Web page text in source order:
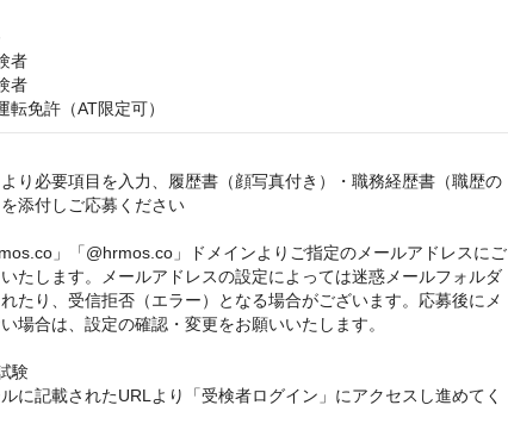
者
者
転免許（AT限定可）
より必要項目を入力、履歴書（顔写真付き）・職務経歴書（職歴の
添付しご応募ください
」「@hrmos.co」ドメインよりご指定のメールアドレスにご
たします。メールアドレスの設定によっては迷惑メールフォルダ
たり、受信拒否（エラー）となる場合がございます。応募後にメ
場合は、設定の確認・変更をお願いいたします。
験
に記載されたURLより「受検者ログイン」にアクセスし進めてく